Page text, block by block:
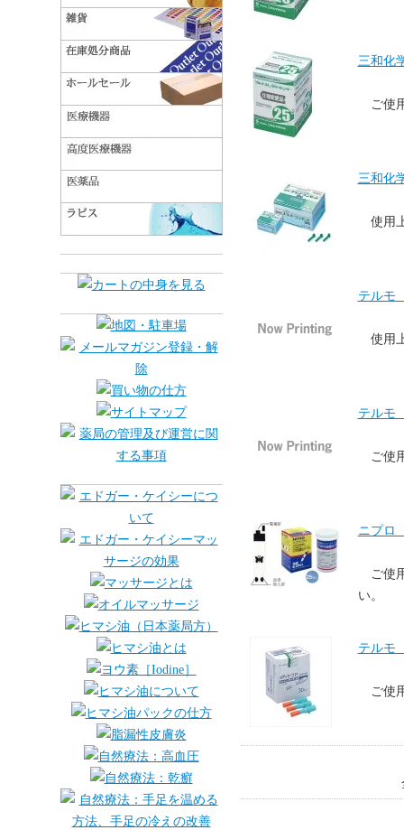
三和化
ご使
三和化
使用
テルモ
使用
テルモ
ご使
ニプロ
ご使
い。
テルモ
ご使